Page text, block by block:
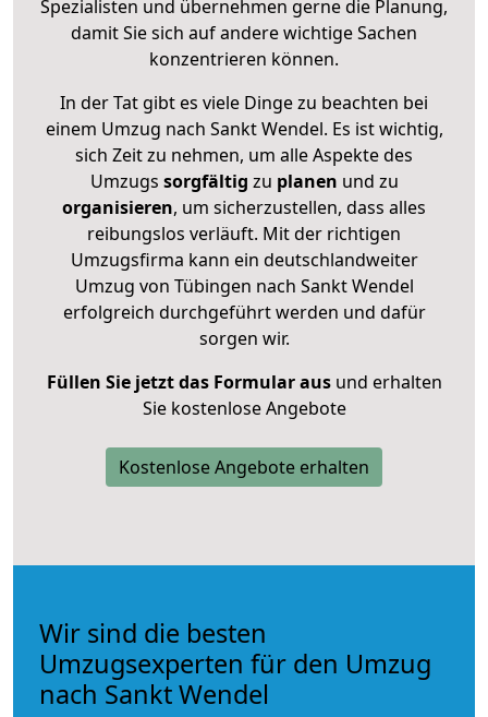
Spezialisten und übernehmen gerne die Planung,
damit Sie sich auf andere wichtige Sachen
konzentrieren können.
In der Tat gibt es viele Dinge zu beachten bei
einem Umzug nach Sankt Wendel. Es ist wichtig,
sich Zeit zu nehmen, um alle Aspekte des
Umzugs sorgfältig zu planen und zu
organisieren, um sicherzustellen, dass alles
reibungslos verläuft. Mit der richtigen
Umzugsfirma kann ein deutschlandweiter
Umzug von Tübingen nach Sankt Wendel
erfolgreich durchgeführt werden und dafür
sorgen wir.
Füllen Sie jetzt das Formular ausund erhalten
Sie kostenlose Angebote
Kostenlose Angebote erhalten
Wir sind die besten
Umzugsexperten für den Umzug
nach Sankt Wendel